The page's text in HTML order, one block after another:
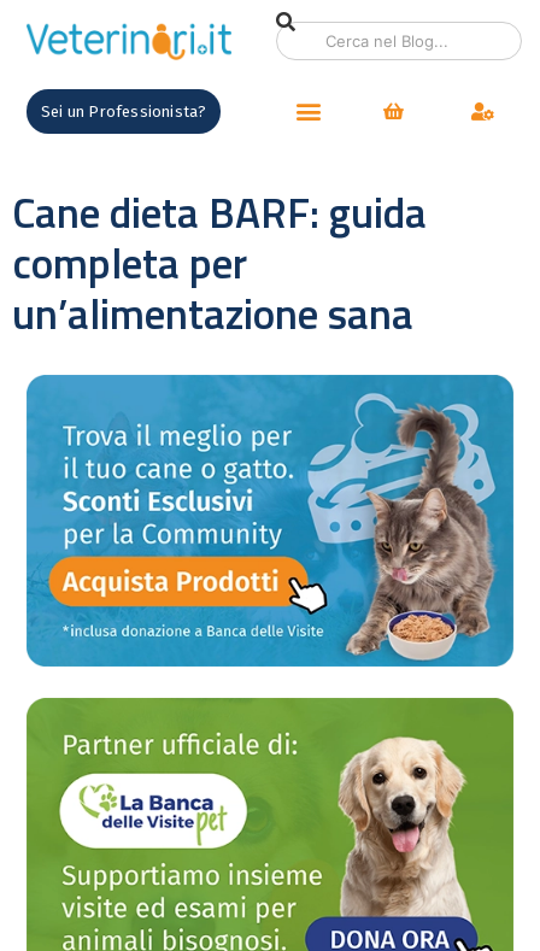
Sei un Professionista?
Cane dieta BARF: guida
completa per
un’alimentazione sana